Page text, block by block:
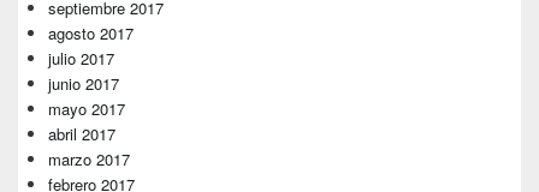
septiembre 2017
agosto 2017
julio 2017
junio 2017
mayo 2017
abril 2017
marzo 2017
febrero 2017